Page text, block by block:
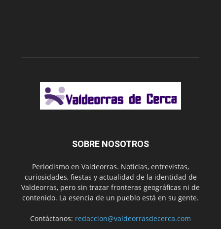
SOBRE NOSOTROS
Periodismo en Valdeorras. Noticias, entrevistas,
curiosidades, fiestas y actualidad de la identidad de
Valdeorras, pero sin trazar fronteras geográficas ni de
contenido. La esencia de un pueblo está en su gente.
Contáctanos: redaccion@valdeorrasdecerca.com